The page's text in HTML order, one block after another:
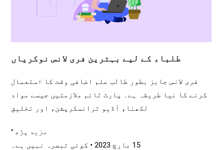
طلباء کے لیے بہترین فری لانس نوکریاں
فری لانس جابز بطور طالب علم اضافی وقت کا استعمال
کرنے کا نیا طریقہ ہے۔ پارٹ ٹائم ملازمتیں جیسے مواد
لکھنا، آڈیو ٹرانسکرپشن، اور تخلیق
مزید پڑھ "
15 مارچ 2023 کوئی تبصرہ نہیں ہے۔